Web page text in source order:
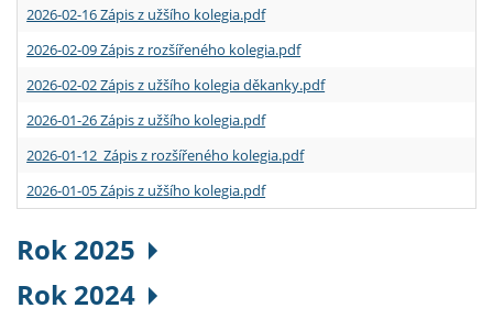
2026-02-16 Zápis z užšího kolegia.pdf
2026-02-09 Zápis z rozšířeného kolegia.pdf
2026-02-02 Zápis z užšího kolegia děkanky.pdf
2026-01-26 Zápis z užšího kolegia.pdf
2026-01-12 Zápis z rozšířeného kolegia.pdf
2026-01-05 Zápis z užšího kolegia.pdf
Rok 2025
Rok 2024